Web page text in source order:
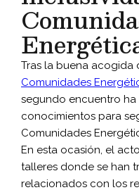
Tras la buena acogida
Comunidades
segundo encuentro
conocimientos para
Comunidades
En esta ocasión, el
talleres donde se han
relacionados con los